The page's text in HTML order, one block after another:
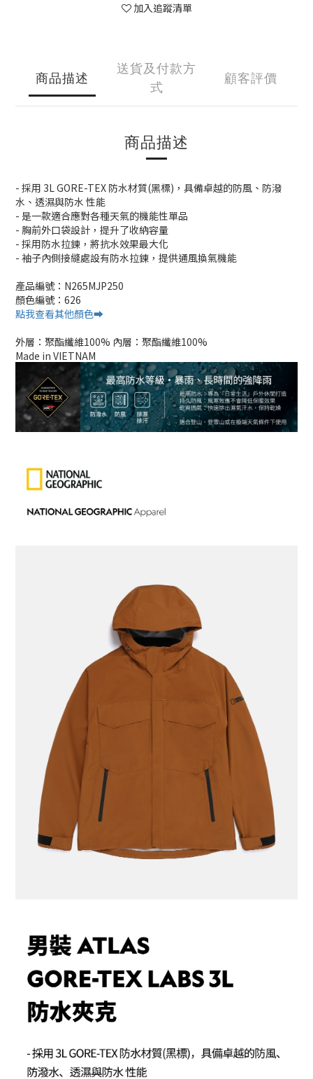
加入追蹤清單
商品描述
送貨及付款方
式
顧客評價
商品描述
- 採用 3L GORE-TEX 防水材質(黑標)，具備卓越的防風、防潑
水、透濕與防水 性能
- 是一款適合應對各種天氣的機能性單品
- 胸前外口袋設計，提升了收納容量
- 採用防水拉鍊，將抗水效果最大化
- 袖子內側接縫處設有防水拉鍊，提供通風換氣機能
產品編號：N265MJP250
顏色編號：626
點我查看其他顏色➡️
外層：聚酯纖維100% 內層：聚酯纖維100%
Made in VIETNAM